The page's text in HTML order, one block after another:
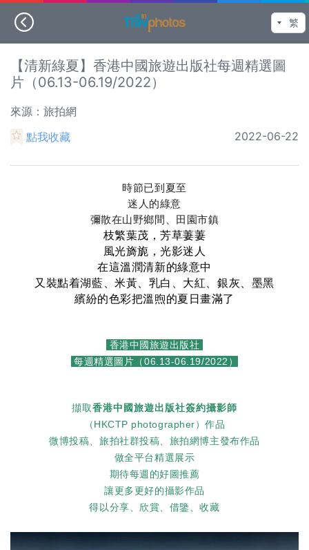
【清新綠夏】香港中國旅遊出版社每週精選圖
片（06.13-06.19/2022）
來源：旅拍網
點我收藏
2022-06-22
時節已到夏至
迷人的綠意
彌散在山野鄉間、 田園市鎮
枝繁葉茂，芳草萋萋
風光旖旎，光影迷人
在這溫潤清新的綠意中
又裝點着湖藍、米黃、乳白、大紅、銀灰、墨黑
繽紛的色彩把溫煦的夏日畫滿了
香港中國旅遊出版社
每週精選圖片（06.13-06.19/2022）
擷取香港中國旅遊出版社簽約攝影師
（HKCTP photographer）作品
微博投稿、旅拍社群投稿、旅拍網博主發布作品
做全平台精選展示
期待每週的好圖推薦
讓更多更好的攝影作品
得以分享、欣賞、借鑒、收藏